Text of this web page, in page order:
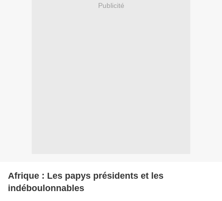
Publicité
Afrique : Les papys présidents et les
indéboulonnables